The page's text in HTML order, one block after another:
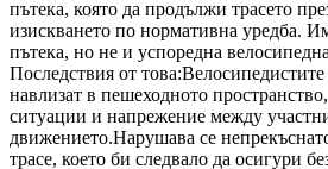
пътека, която да продължи трасето
изискването по нормативна уредба.
пътека, но не и успоредна
Последствия от
навлизат в пешеходното
ситуации и напрежение между
движението.Нарушава се
трасе, което би следвало да осигури